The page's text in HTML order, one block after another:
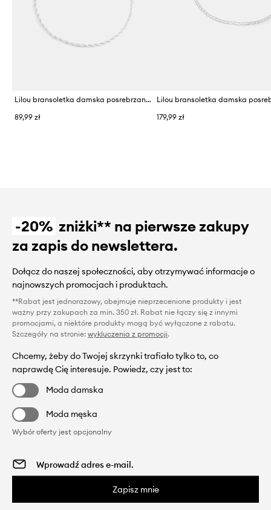
Lilou bransoletka damska posrebrzana
89,99 zł
179,99 zł
-20% zniżki** na pierwsze zakupy
za zapis do newslettera.
Dołącz do naszej społeczności, aby otrzymywać informacje o
najnowszych promocjach i produktach.
**Rabat jest jednorazowy, obejmuje nieprzecenione produkty i jest
ważny przy zakupach za min. 350 zł. Rabat nie łączy się z innymi
promocjami, a niektóre produkty mogą być wyłączone z rabatu.
Szczegóły na stronie: wykluczenia z promocji.
Chcemy, żeby do Twojej skrzynki trafiało tylko to, co
naprawdę Cię interesuje. Powiedz, czy jest to:
Moda damska
Moda męska
Wybór oferty jest opcjonalny
Zapisz mnie